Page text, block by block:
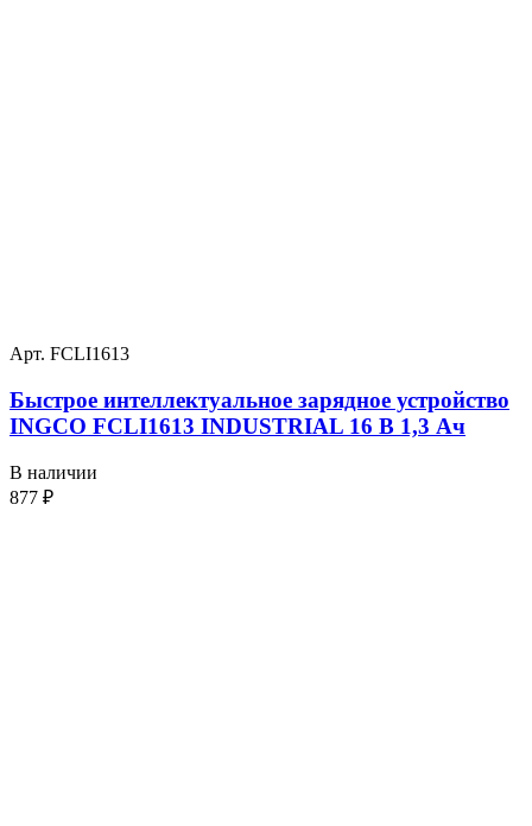
Арт. FCLI1613
Быстрое интеллектуальное зарядное устройство
INGCO FCLI1613 INDUSTRIAL 16 В 1,3 Ач
В наличии
877 ₽